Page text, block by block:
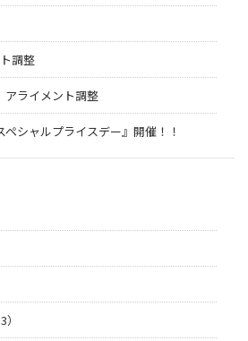
調整
ライメント調整
シャルプライスデー』開催！！